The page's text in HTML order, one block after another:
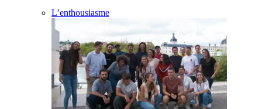
L’enthousiasme